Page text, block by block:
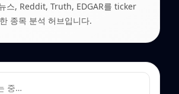
스, Reddit, Truth, EDGAR를 ticker
종목 분석 허브입니다.
중…